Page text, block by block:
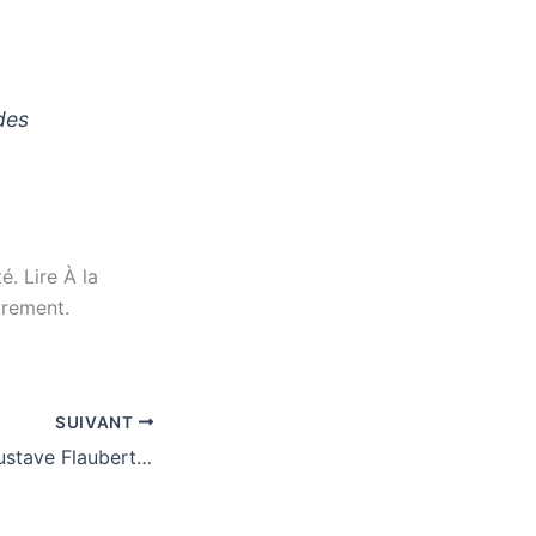
Lire À la
SUIVANT
35 citations de Gustave Flaubert sur l’écriture, l’art et la perfection